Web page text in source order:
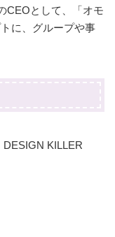
CEOとして、「オモ
に、グループや事
KILLER